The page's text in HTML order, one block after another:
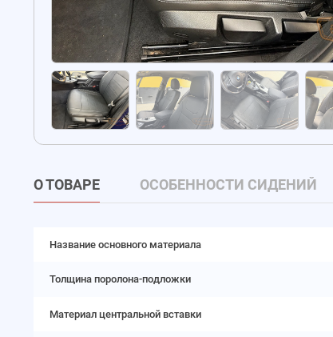
О ТОВАРЕ ОСОБЕННОСТИ СИДЕНИЙ
Название основного материала
Толщина поролона-подложки
Материал центральной вставки